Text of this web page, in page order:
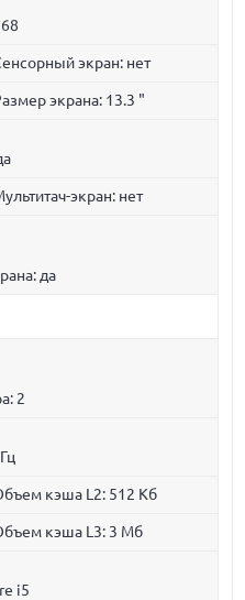
экран: нет
экрана: 13.3 "
экран: нет
да
2
кэша L2: 512 Кб
кэша L3: 3 Мб
i5